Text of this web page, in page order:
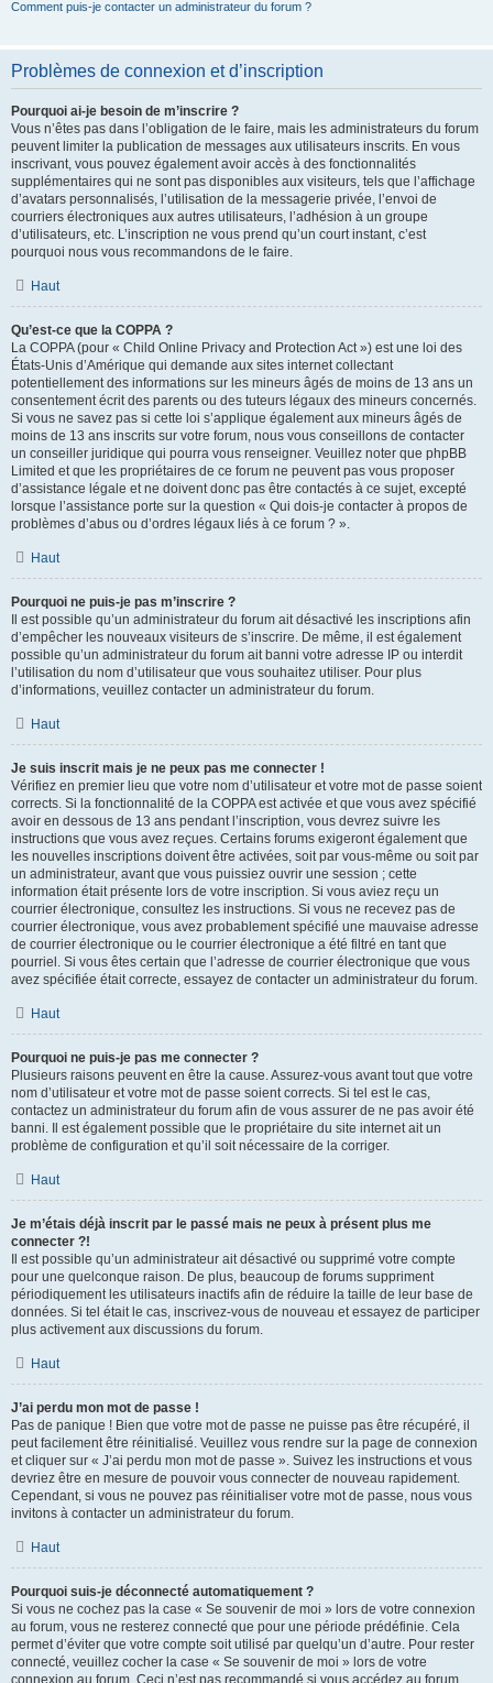
Comment puis-je contacter un administrateur du forum ?
Problèmes de connexion et d’inscription
Pourquoi ai-je besoin de m’inscrire ?
Vous n’êtes pas dans l’obligation de le faire, mais les administrateurs du forum
peuvent limiter la publication de messages aux utilisateurs inscrits. En vous
inscrivant, vous pouvez également avoir accès à des fonctionnalités
supplémentaires qui ne sont pas disponibles aux visiteurs, tels que l’affichage
d’avatars personnalisés, l’utilisation de la messagerie privée, l’envoi de
courriers électroniques aux autres utilisateurs, l’adhésion à un groupe
d’utilisateurs, etc. L’inscription ne vous prend qu’un court instant, c’est
pourquoi nous vous recommandons de le faire.
Haut
Qu’est-ce que la COPPA ?
La COPPA (pour « Child Online Privacy and Protection Act ») est une loi des
États-Unis d’Amérique qui demande aux sites internet collectant
potentiellement des informations sur les mineurs âgés de moins de 13 ans un
consentement écrit des parents ou des tuteurs légaux des mineurs concernés.
Si vous ne savez pas si cette loi s’applique également aux mineurs âgés de
moins de 13 ans inscrits sur votre forum, nous vous conseillons de contacter
un conseiller juridique qui pourra vous renseigner. Veuillez noter que phpBB
Limited et que les propriétaires de ce forum ne peuvent pas vous proposer
d’assistance légale et ne doivent donc pas être contactés à ce sujet, excepté
lorsque l’assistance porte sur la question « Qui dois-je contacter à propos de
problèmes d’abus ou d’ordres légaux liés à ce forum ? ».
Haut
Pourquoi ne puis-je pas m’inscrire ?
Il est possible qu’un administrateur du forum ait désactivé les inscriptions afin
d’empêcher les nouveaux visiteurs de s’inscrire. De même, il est également
possible qu’un administrateur du forum ait banni votre adresse IP ou interdit
l’utilisation du nom d’utilisateur que vous souhaitez utiliser. Pour plus
d’informations, veuillez contacter un administrateur du forum.
Haut
Je suis inscrit mais je ne peux pas me connecter !
Vérifiez en premier lieu que votre nom d’utilisateur et votre mot de passe soient
corrects. Si la fonctionnalité de la COPPA est activée et que vous avez spécifié
avoir en dessous de 13 ans pendant l’inscription, vous devrez suivre les
instructions que vous avez reçues. Certains forums exigeront également que
les nouvelles inscriptions doivent être activées, soit par vous-même ou soit par
un administrateur, avant que vous puissiez ouvrir une session ; cette
information était présente lors de votre inscription. Si vous aviez reçu un
courrier électronique, consultez les instructions. Si vous ne recevez pas de
courrier électronique, vous avez probablement spécifié une mauvaise adresse
de courrier électronique ou le courrier électronique a été filtré en tant que
pourriel. Si vous êtes certain que l’adresse de courrier électronique que vous
avez spécifiée était correcte, essayez de contacter un administrateur du forum.
Haut
Pourquoi ne puis-je pas me connecter ?
Plusieurs raisons peuvent en être la cause. Assurez-vous avant tout que votre
nom d’utilisateur et votre mot de passe soient corrects. Si tel est le cas,
contactez un administrateur du forum afin de vous assurer de ne pas avoir été
banni. Il est également possible que le propriétaire du site internet ait un
problème de configuration et qu’il soit nécessaire de la corriger.
Haut
Je m’étais déjà inscrit par le passé mais ne peux à présent plus me
connecter ?!
Il est possible qu’un administrateur ait désactivé ou supprimé votre compte
pour une quelconque raison. De plus, beaucoup de forums suppriment
périodiquement les utilisateurs inactifs afin de réduire la taille de leur base de
données. Si tel était le cas, inscrivez-vous de nouveau et essayez de participer
plus activement aux discussions du forum.
Haut
J’ai perdu mon mot de passe !
Pas de panique ! Bien que votre mot de passe ne puisse pas être récupéré, il
peut facilement être réinitialisé. Veuillez vous rendre sur la page de connexion
et cliquer sur « J’ai perdu mon mot de passe ». Suivez les instructions et vous
devriez être en mesure de pouvoir vous connecter de nouveau rapidement.
Cependant, si vous ne pouvez pas réinitialiser votre mot de passe, nous vous
invitons à contacter un administrateur du forum.
Haut
Pourquoi suis-je déconnecté automatiquement ?
Si vous ne cochez pas la case « Se souvenir de moi » lors de votre connexion
au forum, vous ne resterez connecté que pour une période prédéfinie. Cela
permet d’éviter que votre compte soit utilisé par quelqu’un d’autre. Pour rester
connecté, veuillez cocher la case « Se souvenir de moi » lors de votre
connexion au forum. Ceci n’est pas recommandé si vous accédez au forum